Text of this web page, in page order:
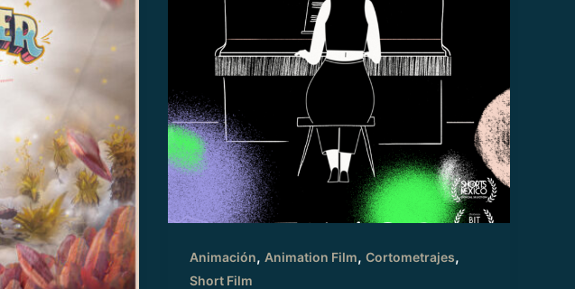
Animación,Animation Film,Cortometrajes,
Short Film